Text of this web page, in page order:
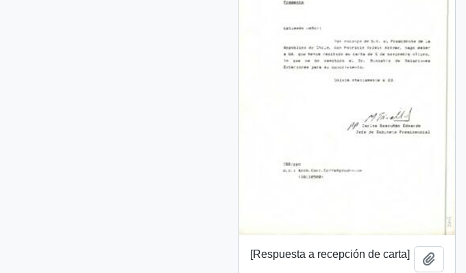
[Respuesta a recepción de carta]